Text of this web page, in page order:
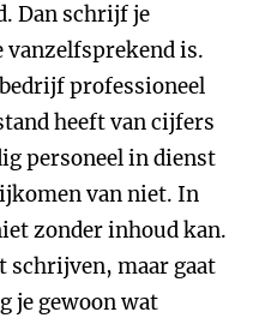
Dan schrijf je
vanzelfsprekend is.
professioneel
heeft van cijfers
personeel in dienst
van niet. In
zonder inhoud kan.
schrijven, maar gaat
je gewoon wat